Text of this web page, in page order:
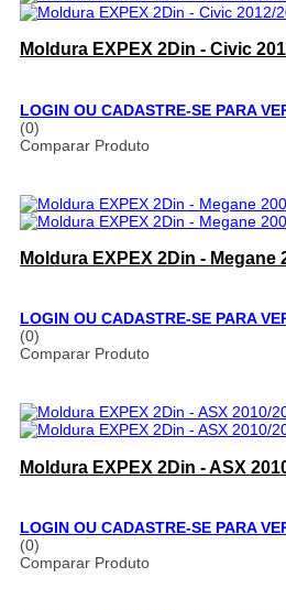
Moldura EXPEX 2Din - Civic
LOGIN OU CADASTRE-SE PARA
(0)
Comparar Produto
Moldura EXPEX 2Din - Megane
LOGIN OU CADASTRE-SE PARA
(0)
Comparar Produto
Moldura EXPEX 2Din - ASX
LOGIN OU CADASTRE-SE PARA
(0)
Comparar Produto